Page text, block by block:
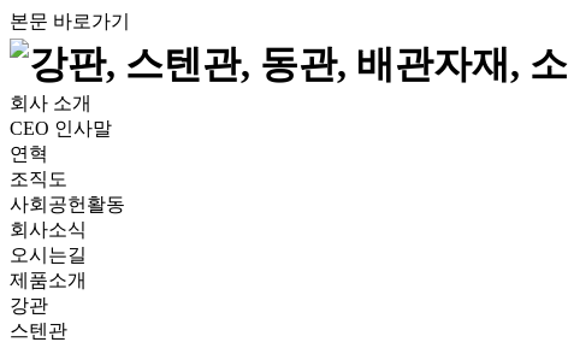
본문 바로가기
회사 소개
CEO 인사말
연혁
조직도
사회공헌활동
회사소식
오시는길
제품소개
강관
스텐관